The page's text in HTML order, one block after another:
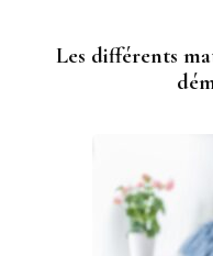
Les différents